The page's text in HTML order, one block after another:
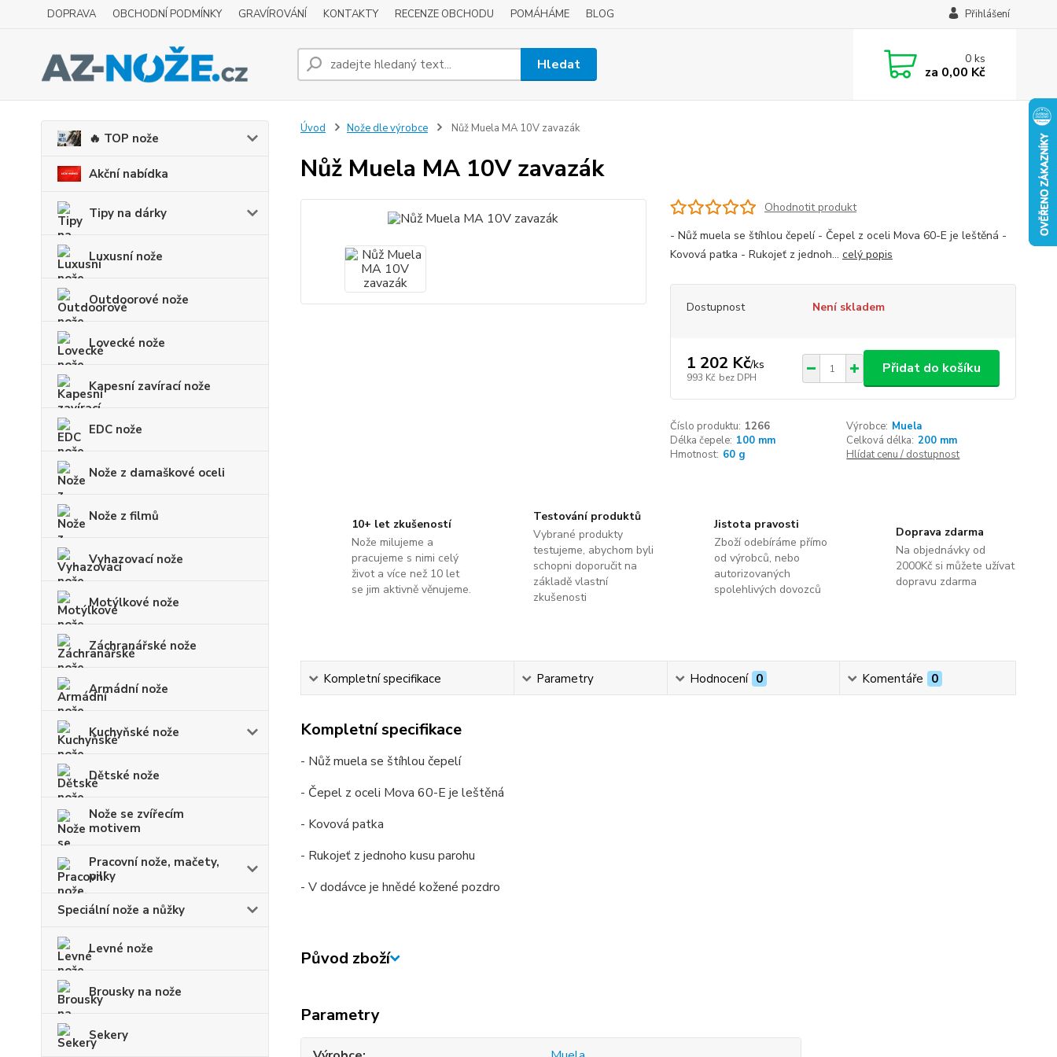
DOPRAVA OBCHODNÍ PODMÍNKY GRAVÍROVÁNÍ KONTAKTY RECENZE OBCHODU POMÁHÁME BLOG Přihlášení
Hledat 0ks
za 0,00 Kč
🔥 TOP nože
Akční nabídka
Tipy na dárky
Luxusní nože
Outdoorové nože
Lovecké nože
Kapesní zavírací nože
EDC nože
Nože z damaškové oceli
Nože z filmů
Vyhazovací nože
Motýlkové nože
Záchranářské nože
Armádní nože
Kuchyňské nože
Dětské nože
Nože se zvířecím
motivem
Pracovní nože, mačety,
pilky
Speciální nože a nůžky
Levné nože
Brousky na nože
Sekery
Úvod Nože dle výrobce Nůž Muela MA 10V zavazák
Nůž Muela MA 10V zavazák
Ohodnotit produkt
- Nůž muela se štíhlou čepelí - Čepel z oceli Mova 60-E je leštěná -
Kovová patka - Rukojeť z jednoh... celý popis
Dostupnost Není skladem
1 202 Kč/ks
993 Kč bez DPH
Přidat do košíku
Číslo produktu: 1266 Výrobce: Muela
Délka čepele: 100 mm Celková délka: 200 mm
Hmotnost: 60 g Hlídat cenu / dostupnost
10+ let zkušeností
Nože milujeme a
pracujeme s nimi celý
život a více než 10 let
se jim aktivně věnujeme.
Testování produktů
Vybrané produkty
testujeme, abychom byli
schopni doporučit na
základě vlastní
zkušenosti
Jistota pravosti
Zboží odebíráme přímo
od výrobců, nebo
autorizovaných
spolehlivých dovozců
Doprava zdarma
Na objednávky od
2000Kč si můžete užívat
dopravu zdarma
Kompletní specifikace Parametry Hodnocení 0 Komentáře 0
Kompletní specifikace
- Nůž muela se štíhlou čepelí
- Čepel z oceli Mova 60-E je leštěná
- Kovová patka
- Rukojeť z jednoho kusu parohu
- V dodávce je hnědé kožené pozdro
Původ zboží
Parametry